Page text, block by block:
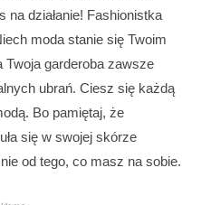
na działanie! Fashionistka
moda stanie się Twoim
garderoba zawsze
ubrań. Ciesz się każdą
Bo pamiętaj, że
się w swojej skórze
od tego, co masz na sobie.